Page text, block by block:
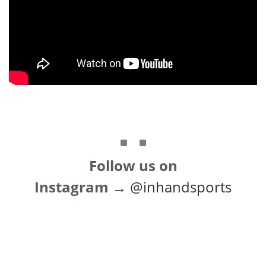
Follow us on
Instagram → @inhandsports